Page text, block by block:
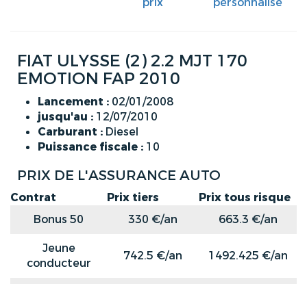
FIAT ULYSSE (2) 2.2 MJT 170
EMOTION FAP 2010
Lancement : 02/01/2008
jusqu'au : 12/07/2010
Carburant : Diesel
Puissance fiscale : 10
PRIX DE L'ASSURANCE AUTO
Contrat Prix tiers
Prix tous risque
Bonus 50
330 €/an
663.3 €/an
Jeune
conducteur
742.5 €/an 1492.425 €/an